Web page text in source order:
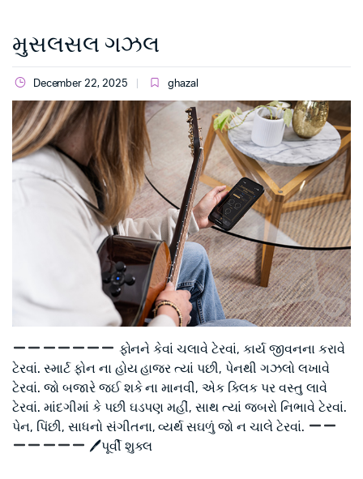
મુસલસલ ગઝલ
December 22, 2025 ghazal
ફોનને કેવાં ચલાવે ટેરવાં, કાર્ય જીવનના કરાવે
ટેરવાં. સ્માર્ટ ફોન ના હોય હાજર ત્યાં પછી, પેનથી ગઝલો લખાવે
ટેરવાં. જો બજારે જઈ શકે ના માનવી, એક ક્લિક પર વસ્તુ લાવે
ટેરવાં. માંદગીમાં કે પછી ઘડપણ મહીં, સાથ ત્યાં જબરો નિભાવે ટેરવાં.
પેન, પિંછી, સાધનો સંગીતના, વ્યર્થ સઘળું જો ન ચાલે ટેરવાં.
🖊પૂર્વી શુક્લ